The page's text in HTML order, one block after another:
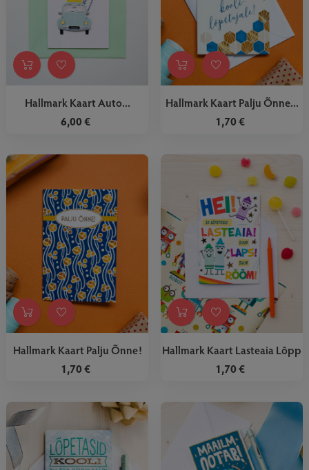
Hallmark Kaart Auto...
6,00 €
Hallmark Kaart Palju Õnne...
1,70 €
Hallmark Kaart Palju Õnne!
1,70 €
Hallmark Kaart Lasteaia Lõpp
1,70 €